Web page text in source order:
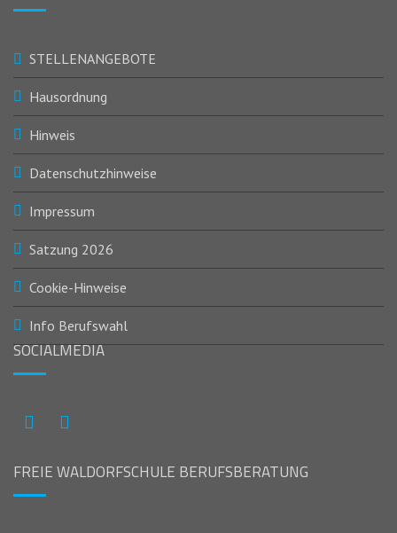
STELLENANGEBOTE
Hausordnung
Hinweis
Datenschutzhinweise
Impressum
Satzung 2026
Cookie-Hinweise
Info Berufswahl
SOCIALMEDIA
Instagram
FREIE WALDORFSCHULE BERUFSBERATUNG